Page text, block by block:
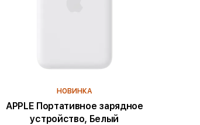
НОВИНКА
APPLE Портативное зарядное
устройство, Белый